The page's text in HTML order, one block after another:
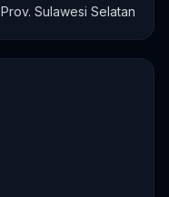
Prov. Sulawesi Selatan